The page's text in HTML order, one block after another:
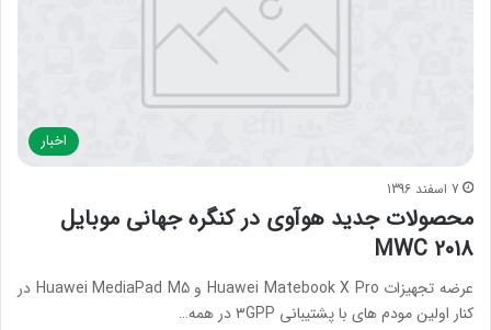
اخبار
7 اسفند 1396
محصولات جدید هوآوی در کنگره جهانی موبایل
MWC 2018
عرضه تجهیزات Huawei Matebook X Pro و Huawei MediaPad M5 در
کنار اولین مودم های با پشتیبانی ۳GPP در همه…